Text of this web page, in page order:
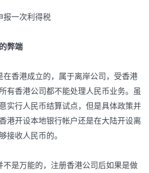
一次利得税
弊端
香港成立的，属于离岸公司，受香港
有香港公司都不能处理人民币业务。虽
实行人民币结算试点，但是具体政策并
港开设本地银行帐户还是在大陆开设离
接收人民币的。
是万能的，注册香港公司后如果是做